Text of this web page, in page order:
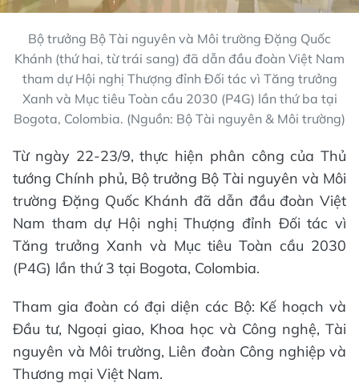
Bộ trưởng Bộ Tài nguyên và Môi trường Đặng Quốc
Khánh (thứ hai, từ trái sang) đã dẫn đầu đoàn Việt Nam
tham dự Hội nghị Thượng đỉnh Đối tác vì Tăng trưởng
Xanh và Mục tiêu Toàn cầu 2030 (P4G) lần thứ ba tại
Bogota, Colombia. (Nguồn: Bộ Tài nguyên & Môi trường)
Từ ngày 22-23/9, thực hiện phân công của Thủ
tướng Chính phủ, Bộ trưởng Bộ Tài nguyên và Môi
trường Đặng Quốc Khánh đã dẫn đầu đoàn Việt
Nam tham dự Hội nghị Thượng đỉnh Đối tác vì
Tăng trưởng Xanh và Mục tiêu Toàn cầu 2030
(P4G) lần thứ 3 tại Bogota, Colombia.
Tham gia đoàn có đại diện các Bộ: Kế hoạch và
Đầu tư, Ngoại giao, Khoa học và Công nghệ, Tài
nguyên và Môi trường, Liên đoàn Công nghiệp và
Thương mại Việt Nam.